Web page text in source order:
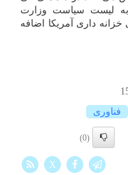
لیست سیاست وزارت
داری آمریکا اضافه
فناوری
(0)
X